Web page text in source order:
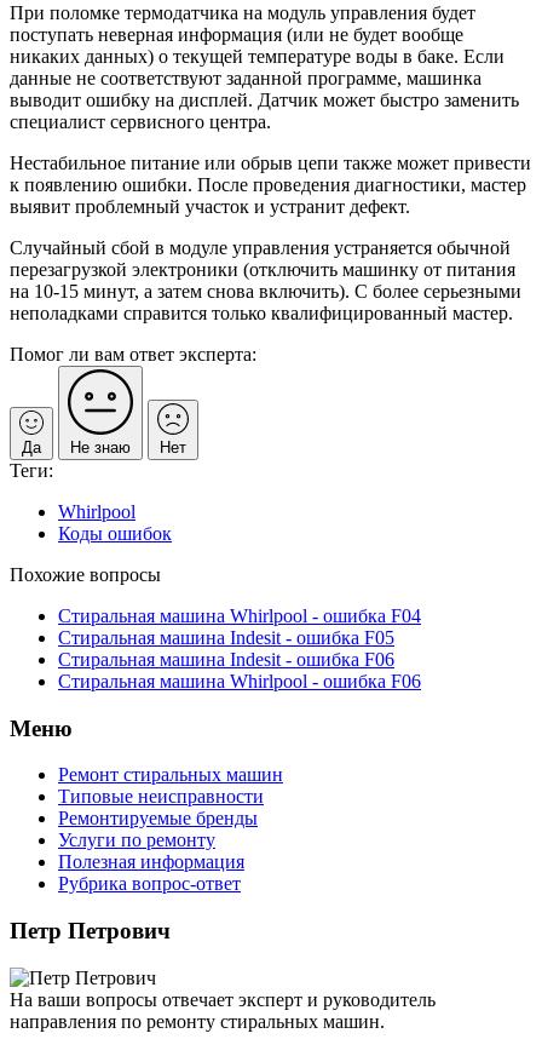
При поломке термодатчика на модуль управления будет
поступать неверная информация (или не будет вообще
никаких данных) о текущей температуре воды в баке. Если
данные не соответствуют заданной программе, машинка
выводит ошибку на дисплей. Датчик может быстро заменить
специалист сервисного центра.
Нестабильное питание или обрыв цепи также может привести
к появлению ошибки. После проведения диагностики, мастер
выявит проблемный участок и устранит дефект.
Случайный сбой в модуле управления устраняется обычной
перезагрузкой электроники (отключить машинку от питания
на 10-15 минут, а затем снова включить). С более серьезными
неполадками справится только квалифицированный мастер.
Помог ли вам ответ эксперта:
Да Не знаю Нет
Теги:
Whirlpool
Коды ошибок
Похожие вопросы
Стиральная машина Whirlpool - ошибка F04
Стиральная машина Indesit - ошибка F05
Стиральная машина Indesit - ошибка F06
Стиральная машина Whirlpool - ошибка F06
Меню
Ремонт стиральных машин
Типовые неисправности
Ремонтируемые бренды
Услуги по ремонту
Полезная информация
Рубрика вопрос-ответ
Петр Петрович
На ваши вопросы отвечает эксперт и руководитель
направления по ремонту стиральных машин.